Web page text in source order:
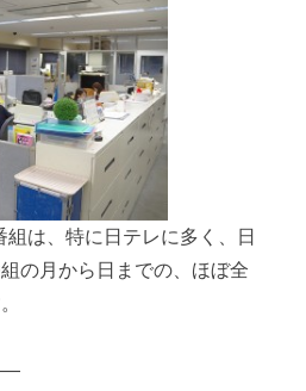
は、特に日テレに多く、日
の月から日までの、ほぼ全